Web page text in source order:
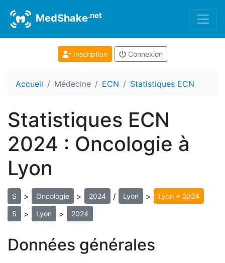
MedShake.net
Inscription Connexion
Accueil Médecine ECN Statistiques ECN
Statistiques ECN
2024 : Oncologie à
Lyon
S > Oncologie > 2024 / Lyon > Lyon + 2024
S > Lyon > 2024
Données générales